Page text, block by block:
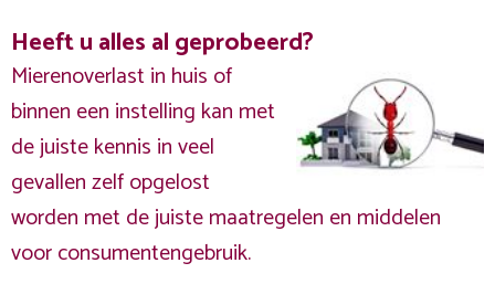
Heeft u alles al geprobeerd?
Mierenoverlast in huis of
binnen een instelling kan met
de juiste kennis in veel
gevallen zelf opgelost
worden met de juiste maatregelen en middelen
voor consumentengebruik.